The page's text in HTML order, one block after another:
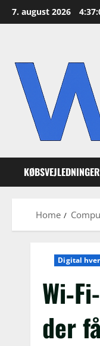
Skip
to
7. august 2026
KØBSVEJLEDNINGER
Home
Digital
der